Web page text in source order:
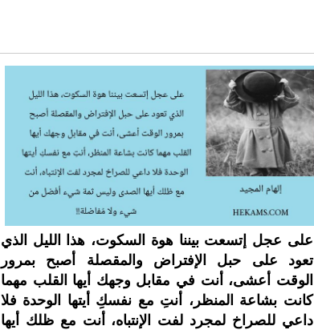
على عجل إتسعت بيننا هوة السكوت، هذا الليل الذي
تعود على حبل الإفتراض والمقصلة أصبح بمرور
الوقت أعشى، أنت في مقابل وجهك أيها القلب مهما
كانت بشاعة المنظر، أنتِ مع نفسكِ أيتها الوحدة فلا
داعي للصراخ لمجرد لفت الإنتباه، أنت مع ظلك أيها